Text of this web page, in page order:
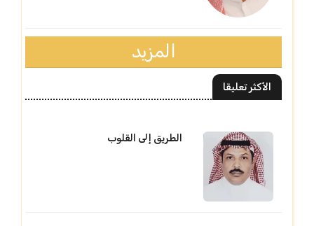
المزيد
الأكثر تعليقا
الطريق إلى القلوب